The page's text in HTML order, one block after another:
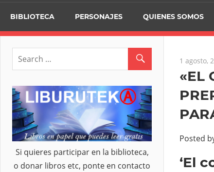
BIBLIOTECA PERSONAJES QUIENES SOMOS
1 agosto,
«EL
Posted
‘El
Si quieres participar en la biblioteca,
o donar libros etc, ponte en contacto